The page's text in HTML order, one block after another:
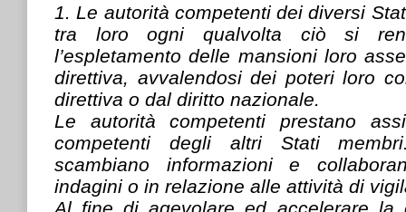
1. Le autorità competenti dei diversi
tra loro ogni qualvolta ciò si
l’espletamento delle mansioni loro
direttiva, avvalendosi dei poteri loro
direttiva o dal diritto nazionale.
Le autorità competenti prestano
competenti degli altri Stati
scambiano informazioni e
indagini o in relazione alle attività di
Al fine di agevolare ed accelerare la